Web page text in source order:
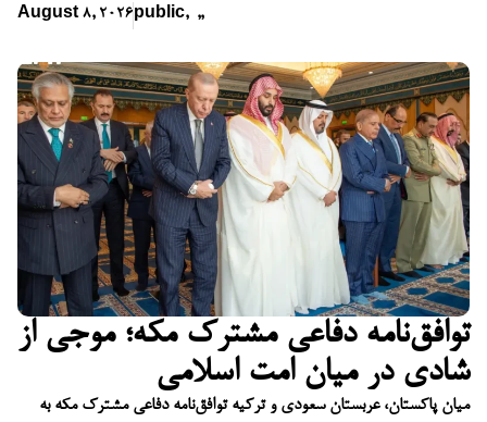
August 8, 2026 public, ,,
توافق‌نامه دفاعی مشترک مکه؛ موجی از
شادی در میان امت اسلامی
میان پاکستان، عربستان سعودی و ترکیه توافق‌نامه دفاعی مشترک مکه به